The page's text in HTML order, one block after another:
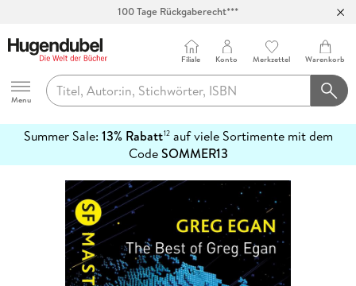
100 Tage Rückgaberecht***
Hugendubel
Menu
Filiale Konto Merkzettel Warenkorb
Summer Sale: 13% Rabatt12auf viele Sortimente mit dem
CodeSOMMER13
erfahren